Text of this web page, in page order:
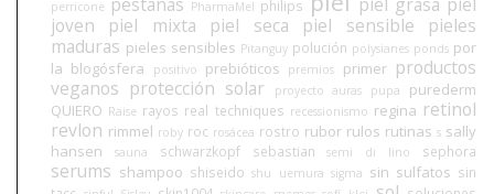
perricone
PharmaMel philips
joven
piel mixta piel seca piel sensible
pieles
maduras pieles sensibles Pitanguy polución polysianes ponds por
la blogósfera
positivo prebióticos premios primer productos
veganos protección solar proyecto auras pupa
purederm
QUIERO Raise rayos real techniques recessionismo regina retinol
revlon rimmel roby roc rosácea rostro rubor rulos rutinas s sally
hansen
sauna schwarzkopf sebastian semi di lino sephora
serums shampoo shiseido shu uemura sigma sin sulfatos sin